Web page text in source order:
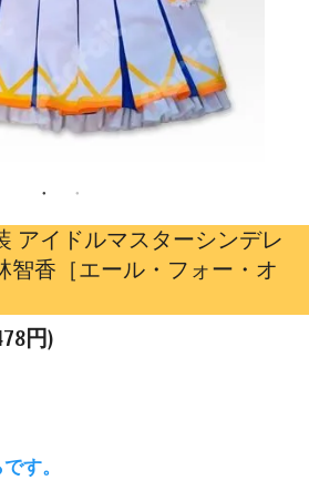
アイドルマスターシンデレ
智香［エール・フォー・オ
円)
す。